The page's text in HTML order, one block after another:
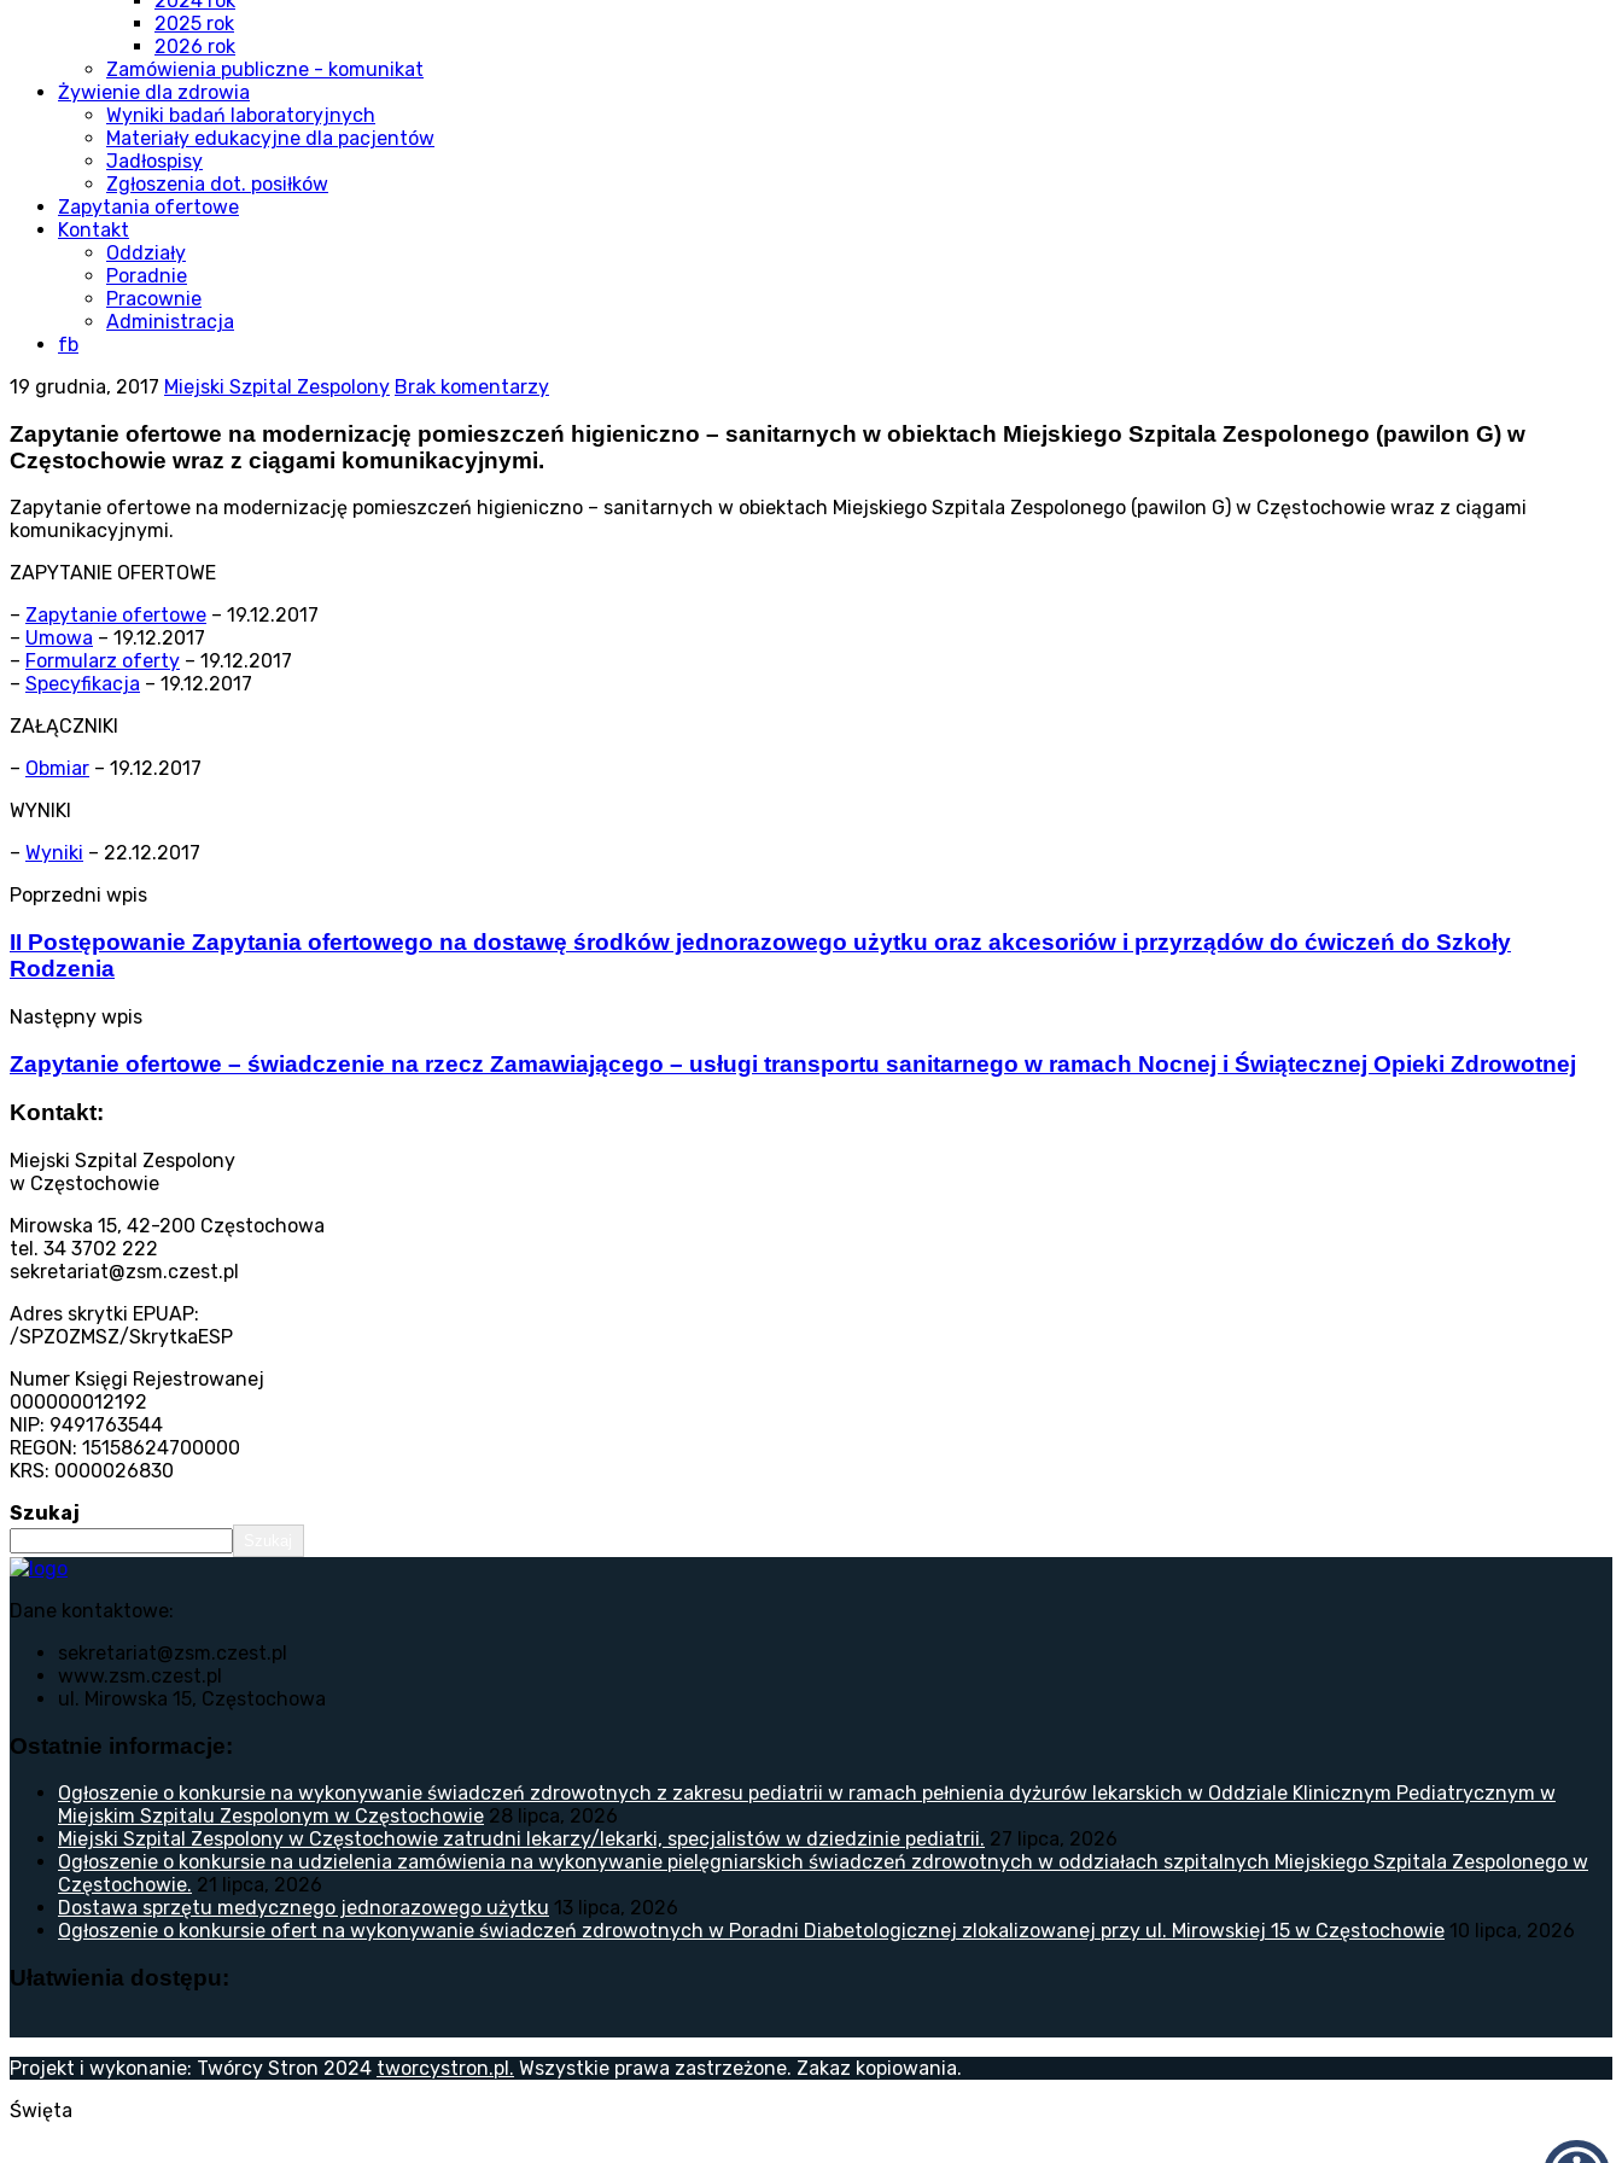
2025 rok
2026 rok
Zamówienia publiczne - komunikat
Żywienie dla zdrowia
Wyniki badań laboratoryjnych
Materiały edukacyjne dla pacjentów
Jadłospisy
Zgłoszenia dot. posiłków
Zapytania ofertowe
Kontakt
Oddziały
Poradnie
Pracownie
Administracja
fb
19 grudnia, 2017 Miejski Szpital Zespolony Brak komentarzy
Zapytanie ofertowe na modernizację pomieszczeń higieniczno – sanitarnych w obiektach Miejskiego Szpitala Zespolonego (pawilon G) w
Częstochowie wraz z ciągami komunikacyjnymi.
Zapytanie ofertowe na modernizację pomieszczeń higieniczno – sanitarnych w obiektach Miejskiego Szpitala Zespolonego (pawilon G) w Częstochowie wraz z ciągami
komunikacyjnymi.
ZAPYTANIE OFERTOWE
– Zapytanie ofertowe – 19.12.2017
– Umowa – 19.12.2017
– Formularz oferty – 19.12.2017
– Specyfikacja – 19.12.2017
ZAŁĄCZNIKI
– Obmiar – 19.12.2017
WYNIKI
– Wyniki – 22.12.2017
Poprzedni wpis
II Postępowanie Zapytania ofertowego na dostawę środków jednorazowego użytku oraz akcesoriów i przyrządów do ćwiczeń do Szkoły
Rodzenia
Następny wpis
Zapytanie ofertowe – świadczenie na rzecz Zamawiającego – usługi transportu sanitarnego w ramach Nocnej i Świątecznej Opieki Zdrowotnej
Kontakt:
Miejski Szpital Zespolony
w Częstochowie
Mirowska 15, 42-200 Częstochowa
tel. 34 3702 222
sekretariat@zsm.czest.pl
Adres skrytki EPUAP:
/SPZOZMSZ/SkrytkaESP
Numer Księgi Rejestrowanej
000000012192
NIP: 9491763544
REGON: 15158624700000
KRS: 0000026830
Szukaj
Dane kontaktowe:
sekretariat@zsm.czest.pl
www.zsm.czest.pl
ul. Mirowska 15, Częstochowa
Ostatnie informacje:
Ogłoszenie o konkursie na wykonywanie świadczeń zdrowotnych z zakresu pediatrii w ramach pełnienia dyżurów lekarskich w Oddziale Klinicznym Pediatrycznym w
Miejskim Szpitalu Zespolonym w Częstochowie 28 lipca, 2026
Miejski Szpital Zespolony w Częstochowie zatrudni lekarzy/lekarki, specjalistów w dziedzinie pediatrii. 27 lipca, 2026
Ogłoszenie o konkursie na udzielenia zamówienia na wykonywanie pielęgniarskich świadczeń zdrowotnych w oddziałach szpitalnych Miejskiego Szpitala Zespolonego w
Częstochowie. 21 lipca, 2026
Dostawa sprzętu medycznego jednorazowego użytku 13 lipca, 2026
Ogłoszenie o konkursie ofert na wykonywanie świadczeń zdrowotnych w Poradni Diabetologicznej zlokalizowanej przy ul. Mirowskiej 15 w Częstochowie 10 lipca, 2026
Ułatwienia dostępu:
Projekt i wykonanie: Twórcy Stron 2024 tworcystron.pl. Wszystkie prawa zastrzeżone. Zakaz kopiowania.
Święta